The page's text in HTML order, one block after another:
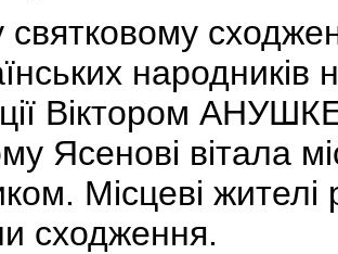
святковому
народників
Віктором
Ясенові вітала
Місцеві жителі
сходження.